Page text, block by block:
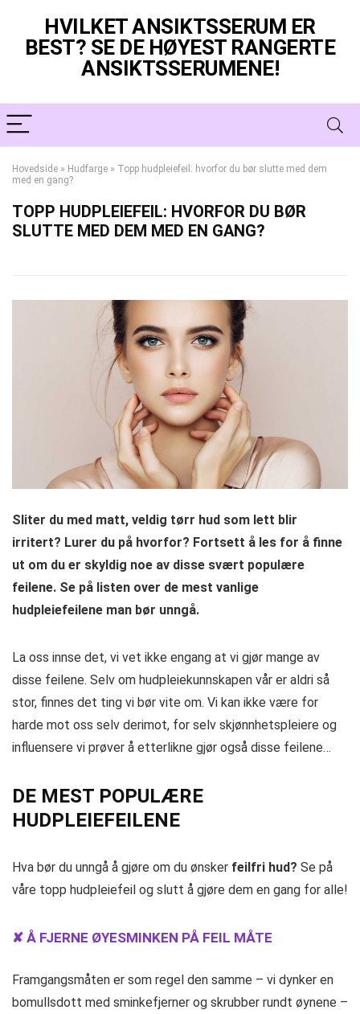
HVILKET ANSIKTSSERUM ER
BEST? SE DE HØYEST RANGERTE
ANSIKTSSERUMENE!
Hovedside » Hudfarge » Topp hudpleiefeil: hvorfor du bør slutte med dem
med en gang?
TOPP HUDPLEIEFEIL: HVORFOR DU BØR
SLUTTE MED DEM MED EN GANG?
Sliter du med matt, veldig tørr hud som lett blir
irritert? Lurer du på hvorfor? Fortsett å les for å finne
ut om du er skyldig noe av disse svært populære
feilene. Se på listen over de mest vanlige
hudpleiefeilene man bør unngå.
La oss innse det, vi vet ikke engang at vi gjør mange av
disse feilene. Selv om hudpleiekunnskapen vår er aldri så
stor, finnes det ting vi bør vite om. Vi kan ikke være for
harde mot oss selv derimot, for selv skjønnhetspleiere og
influensere vi prøver å etterlikne gjør også disse feilene…
DE MEST POPULÆRE
HUDPLEIEFEILENE
Hva bør du unngå å gjøre om du ønsker feilfri hud? Se på
våre topp hudpleiefeil og slutt å gjøre dem en gang for alle!
✘ Å FJERNE ØYESMINKEN PÅ FEIL MÅTE
Framgangsmåten er som regel den samme – vi dynker en
bomullsdott med sminkefjerner og skrubber rundt øynene –